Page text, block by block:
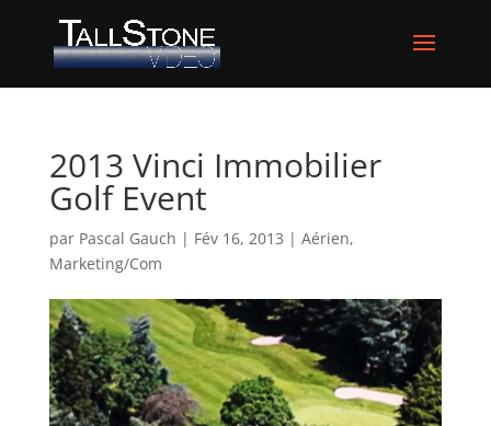
2013 Vinci Immobilier
Golf Event
par Pascal Gauch | Fév 16, 2013 | Aérien,
Marketing/Com